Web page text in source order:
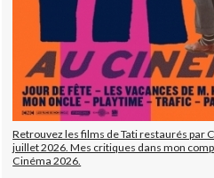
Retrouvez les films de Tati restaurés par
juillet 2026. Mes critiques dans mon
Cinéma 2026.